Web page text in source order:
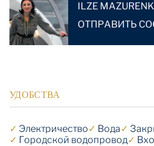
ILZE
OТПРАВИТЬ
УДОБСТВА
✓ Электричество✓ Вода✓
✓ Городской водопровод✓